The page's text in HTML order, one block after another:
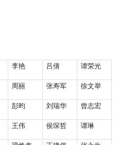
李艳 吕倩 谭荣光
周丽 张寿军 徐文举
彭昀 刘瑞华 曾志宏
王伟 侯琛哲 谭琳